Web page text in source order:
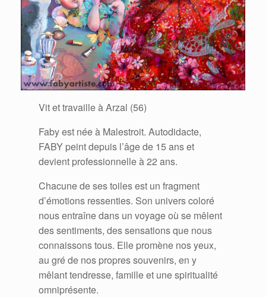
Vit et travaille à Arzal (56)
Faby est née à Malestroit. Autodidacte,
FABY peint depuis l’âge de 15 ans et
devient professionnelle à 22 ans.
Chacune de ses toiles est un fragment
d’émotions ressenties. Son univers coloré
nous entraîne dans un voyage où se mêlent
des sentiments, des sensations que nous
connaissons tous. Elle promène nos yeux,
au gré de nos propres souvenirs, en y
mêlant tendresse, famille et une spiritualité
omniprésente.